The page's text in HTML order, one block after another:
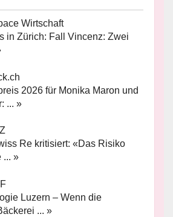
in Zürich: Fall Vincenz: Zwei
2026 für Monika Maron und
... »
Re kritisiert: «Das Risiko
... »
Luzern – Wenn die
... »